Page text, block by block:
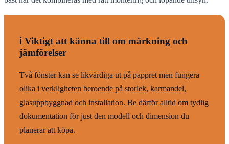
ℹ️ Viktigt att känna till om märkning och
jämförelser
Två fönster kan se likvärdiga ut på pappret men fungera
olika i verkligheten beroende på storlek, karmandel,
glasuppbyggnad och installation. Be därför alltid om tydlig
dokumentation för just den modell och dimension du
planerar att köpa.